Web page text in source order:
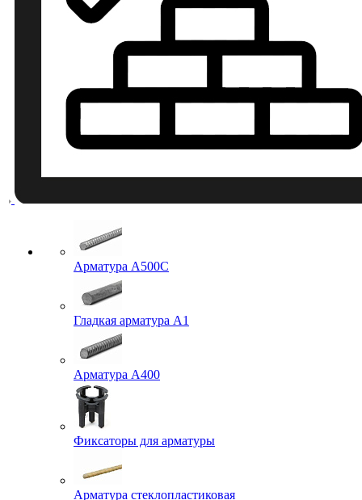
Арматура A500C
Гладкая арматура А1
Арматура А400
Фиксаторы для арматуры
Арматура стеклопластиковая